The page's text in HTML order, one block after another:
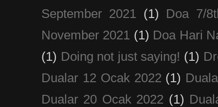
September 2021
(1)
Doa 7/
November 2021 (1) Doa Hari
(1) Doing not just saying! (1)
Dualar 12 Ocak 2022 (1)
Dualar 20 Ocak 2022 (1)